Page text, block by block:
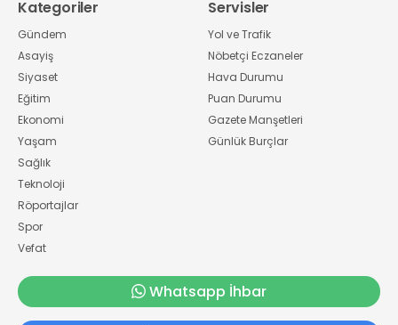
Kategoriler
Gündem
Asayiş
Siyaset
Eğitim
Ekonomi
Yaşam
Sağlık
Teknoloji
Röportajlar
Spor
Vefat
Servisler
Yol ve Trafik
Nöbetçi Eczaneler
Hava Durumu
Puan Durumu
Gazete Manşetleri
Günlük Burçlar
Whatsapp İhbar